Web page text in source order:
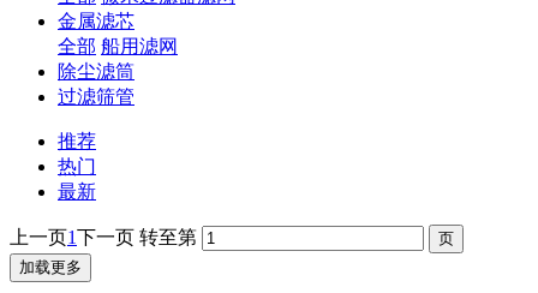
金属滤芯
全部 船用滤网
除尘滤筒
过滤筛管
推荐
热门
最新
上一页1下一页 转至第
加载更多